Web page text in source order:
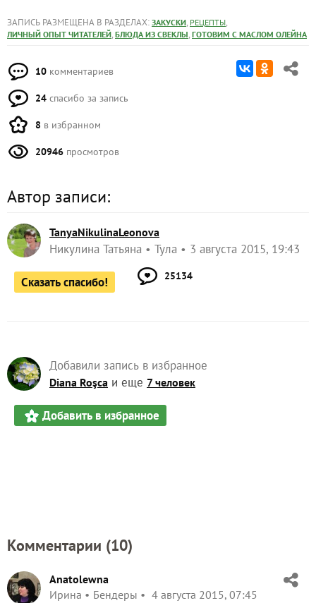
ЗАПИСЬ РАЗМЕЩЕНА В РАЗДЕЛАХ: ЗАКУСКИ, РЕЦЕПТЫ,
ЛИЧНЫЙ ОПЫТ ЧИТАТЕЛЕЙ, БЛЮДА ИЗ СВЕКЛЫ, ГОТОВИМ С МАСЛОМ ОЛЕЙНА
10 комментариев
24 спасибо за запись
8 в избранном
20946 просмотров
Автор записи:
TanyaNikulinaLeonova
Никулина Татьяна Тула 3 августа 2015, 19:43
Сказать спасибо! 25134
Добавили запись в избранное
Diana Roşca и еще 7 человек
Добавить в избранное
Комментарии (10)
Anatolewna
Ирина
Бендеры 4 августа 2015, 07:45